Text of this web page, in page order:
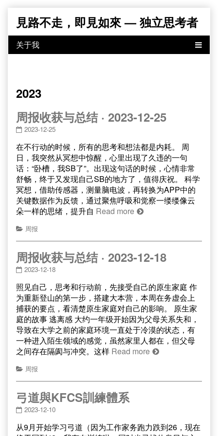
content
見路不走，即見如來 — 独立思考者
2023
周报收获与总结 · 2023-12-25
2023-12-25
在不行动的时候，所有的思考和想法都是内耗。 周
日，我突然从冥想中惊醒，心里出现了久违的一句
话：“卧槽，我SB了”。出现这句话的时候，心情非常
舒畅，终于又发现自己SB的地方了，值得庆祝。 科学
冥想，借助传感器，测量脑电波，再转换为APP中的
关键数据作为反馈，通过聚焦呼吸和觉察一缕缕像云
朵一样的思绪，提升自 Read more
周报
周报收获与总结 · 2023-12-18
2023-12-18
照见自己，思考和行动前，先接受自己的原生家庭 作
为重新登山的第一步，搭建大本营，本周在务虚会上
捕获的要点，看清楚原生家庭对自己的影响。 原生家
庭的故事 逃离感 大约一年级开始因为父母关系失和，
导致在大学之前的家庭环境一直处于冷漠的状态，有
一种进入陌生领域的感觉，虽然家里人都在，但父母
之间存在隔阂与冲突。这样 Read more
周报
弓道與KFCS訓練體系
2023-12-10
从9月开始学习弓道（因为工作家务跑力跌到26，现在